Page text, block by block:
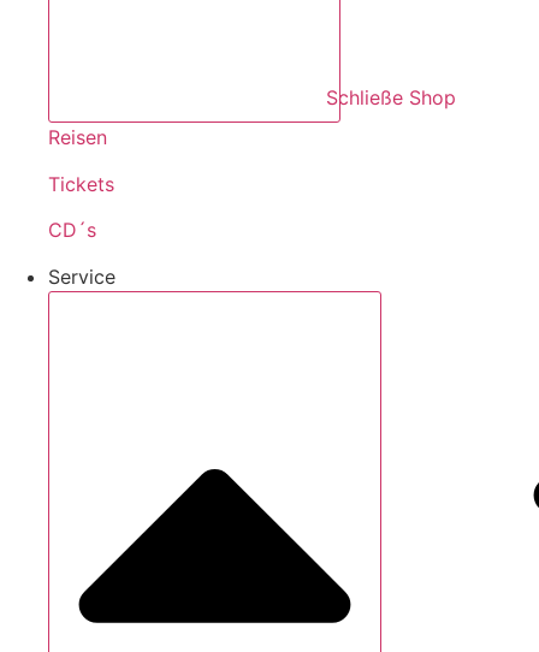
Schließe Shop
Reisen
Tickets
CD´s
Service